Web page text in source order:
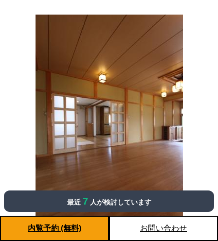
最近 7 人が検討しています
内覧予約 (無料) お問い合わせ